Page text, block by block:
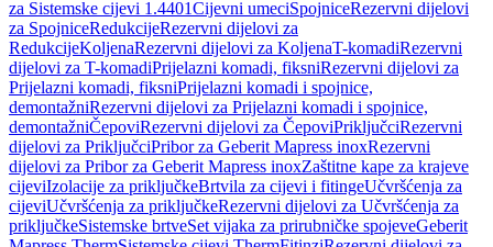
za Sistemske cijevi 1.4401Cijevni umeciSpojniceRezervni dijelovi
za SpojniceRedukcijeRezervni dijelovi za
RedukcijeKoljenaRezervni dijelovi za KoljenaT-komadiRezervni
dijelovi za T-komadiPrijelazni komadi, fiksniRezervni dijelovi za
Prijelazni komadi, fiksniPrijelazni komadi i spojnice,
demontažniRezervni dijelovi za Prijelazni komadi i spojnice,
demontažniČepoviRezervni dijelovi za ČepoviPriključciRezervni
dijelovi za PriključciPribor za Geberit Mapress inoxRezervni
dijelovi za Pribor za Geberit Mapress inoxZaštitne kape za krajeve
cijeviIzolacije za priključkeBrtvila za cijevi i fitingeUčvršćenja za
cijeviUčvršćenja za priključkeRezervni dijelovi za Učvršćenja za
priključkeSistemske brtveSet vijaka za prirubničke spojeveGeberit